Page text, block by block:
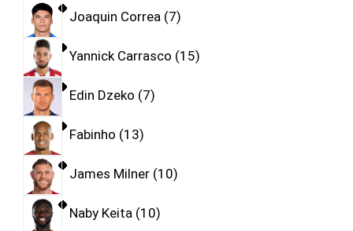
Joaquin Correa 7
Yannick Carrasco 15
Edin Dzeko 7
Fabinho 13
James Milner 10
Naby Keita 10